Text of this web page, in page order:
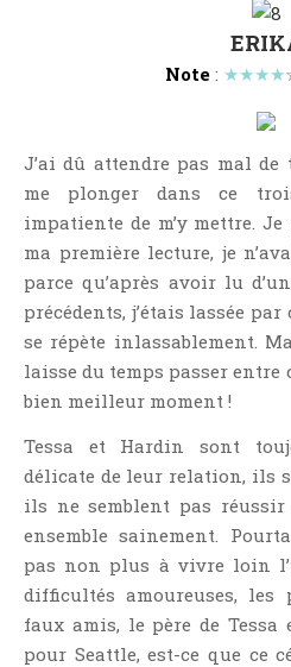
Light Novel
Littérature Belge
Littérature Classique
Littérature Contemporaine
Littérature Française
Littérature Gay
Littérature Lesbienne
Manga
New Adult
Nouvelle
Poésie
Point Lecture
Policier Et Suspense
Note : ★★★★
J’ai dû attendre pas mal
me plonger dans ce
impatiente de m’y mettre.
ma première lecture, je
parce qu’après avoir lu
précédents, j’étais lassée
se répète inlassablement.
laisse du temps passer entre
bien meilleur moment !
Tessa et Hardin sont
délicate de leur relation, ils
ils ne semblent pas réussir
ensemble sainement.
pas non plus à vivre loin
difficultés amoureuses, les
faux amis, le père de
pour Seattle, est-ce que ce